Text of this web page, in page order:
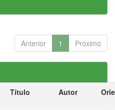
Anterior 1 Próximo
Título Autor